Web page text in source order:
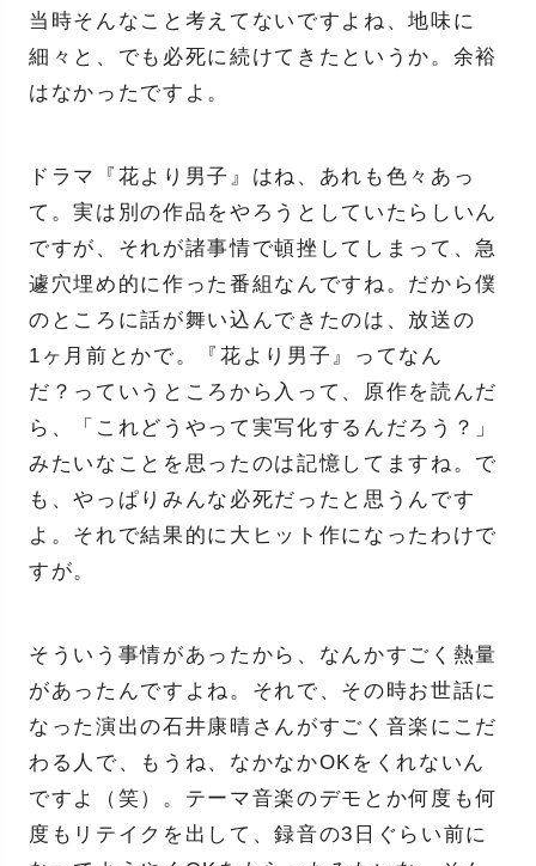
当時そんなこと考えてないですよね、地味に
細々と、でも必死に続けてきたというか。余裕
はなかったですよ。
ドラマ『花より男子』はね、あれも色々あっ
て。実は別の作品をやろうとしていたらしいん
ですが、それが諸事情で頓挫してしまって、急
遽穴埋め的に作った番組なんですね。だから僕
のところに話が舞い込んできたのは、放送の
1ヶ月前とかで。『花より男子』ってなん
だ？っていうところから入って、原作を読んだ
ら、「これどうやって実写化するんだろう？」
みたいなことを思ったのは記憶してますね。で
も、やっぱりみんな必死だったと思うんです
よ。それで結果的に大ヒット作になったわけで
すが。
そういう事情があったから、なんかすごく熱量
があったんですよね。それで、その時お世話に
なった演出の石井康晴さんがすごく音楽にこだ
わる人で、もうね、なかなかOKをくれないん
ですよ（笑）。テーマ音楽のデモとか何度も何
度もリテイクを出して、録音の3日ぐらい前に